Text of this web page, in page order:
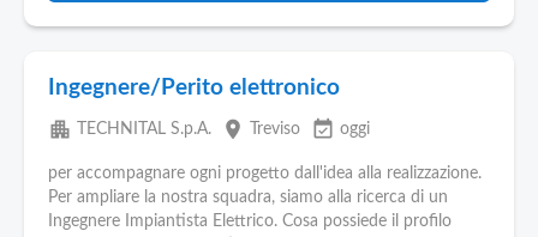
Ingegnere/Perito elettronico
apartment TECHNITAL S.p.A. place Treviso event_available oggi
per accompagnare ogni progetto dall'idea alla realizzazione.
Per ampliare la nostra squadra, siamo alla ricerca di un
Ingegnere Impiantista Elettrico. Cosa possiede il profilo